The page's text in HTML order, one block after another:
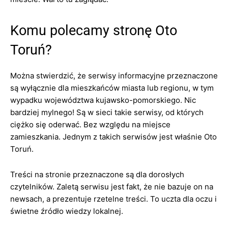
Komu polecamy stronę Oto
Toruń?
Można stwierdzić, że serwisy informacyjne przeznaczone
są wyłącznie dla mieszkańców miasta lub regionu, w tym
wypadku województwa kujawsko-pomorskiego. Nic
bardziej mylnego! Są w sieci takie serwisy, od których
ciężko się oderwać. Bez względu na miejsce
zamieszkania. Jednym z takich serwisów jest właśnie Oto
Toruń.
Treści na stronie przeznaczone są dla dorosłych
czytelników. Zaletą serwisu jest fakt, że nie bazuje on na
newsach, a prezentuje rzetelne treści. To uczta dla oczu i
świetne źródło wiedzy lokalnej.